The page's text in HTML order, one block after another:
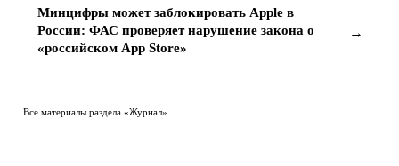
Минцифры может заблокировать Apple в
России: ФАС проверяет нарушение закона о
«российском App Store»
→
Все материалы раздела «Журнал»